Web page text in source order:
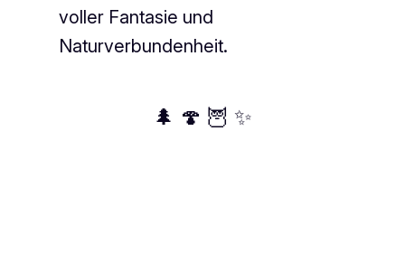
voller Fantasie und
Naturverbundenheit.
🌲 🍄 🦉 ✨